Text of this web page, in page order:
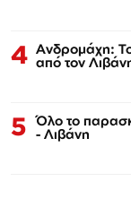
4 Ανδρομάχη:
από τον
5 Όλο το
- Λιβάνη